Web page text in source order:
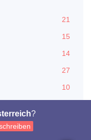
21
15
14
27
10
?